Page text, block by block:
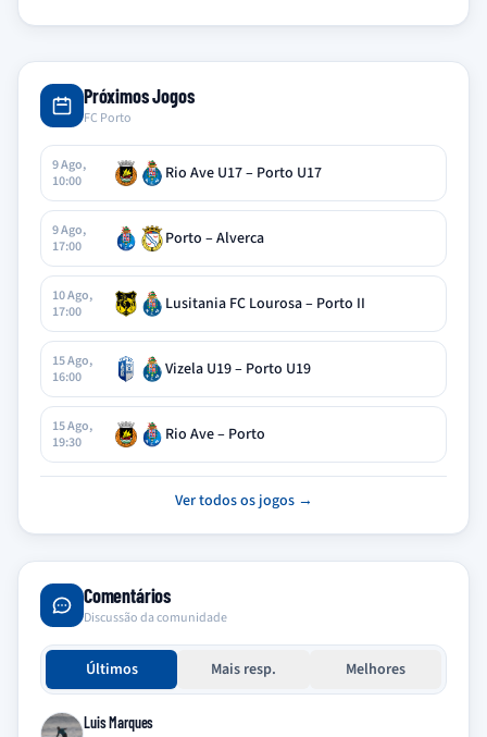
Próximos Jogos
FC Porto
9 Ago,
10:00
Rio Ave U17 – Porto U17
9 Ago,
17:00
Porto – Alverca
10 Ago,
17:00
Lusitania FC Lourosa – Porto II
15 Ago,
16:00
Vizela U19 – Porto U19
15 Ago,
19:30
Rio Ave – Porto
Ver todos os jogos →
Comentários
Discussão da comunidade
Últimos Mais resp. Melhores
Luis Marques